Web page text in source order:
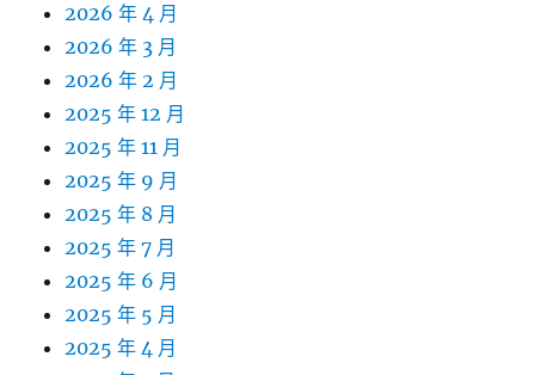
2026 年 4 月
2026 年 3 月
2026 年 2 月
2025 年 12 月
2025 年 11 月
2025 年 9 月
2025 年 8 月
2025 年 7 月
2025 年 6 月
2025 年 5 月
2025 年 4 月